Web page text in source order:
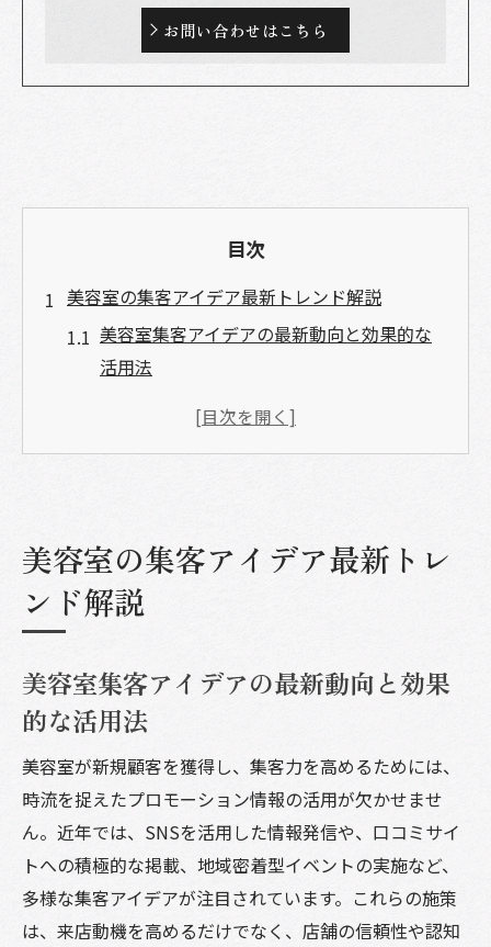
お問い合わせはこちら
目次
美容室の集客アイデア最新トレンド解説
美容室集客アイデアの最新動向と効果的な
活用法
1人美容室集客に役立つSNSプロモーション
美容師集客アプリを活用した新しい集客戦
略
美容室集客できない悩みと解決へのプロモ
顧客獲得に繋がる美容室プロモーション戦略
美容室プロモーション戦略の基本と成功の
秘訣を解説
新規顧客獲得を実現するSNS活用のポイン
ト
美容 プロモーション勧誘時の信頼獲得アプ
ローチ術
口コミや紹介を軸にした美容室プロモーシ
美容室の集客アイデア最新トレ
ンド解説
美容室集客アイデアの最新動向と効果
的な活用法
美容室が新規顧客を獲得し、集客力を高めるためには、
時流を捉えたプロモーション情報の活用が欠かせませ
ん。近年では、SNSを活用した情報発信や、口コミサイ
トへの積極的な掲載、地域密着型イベントの実施など、
多様な集客アイデアが注目されています。これらの施策
は、来店動機を高めるだけでなく、店舗の信頼性や認知